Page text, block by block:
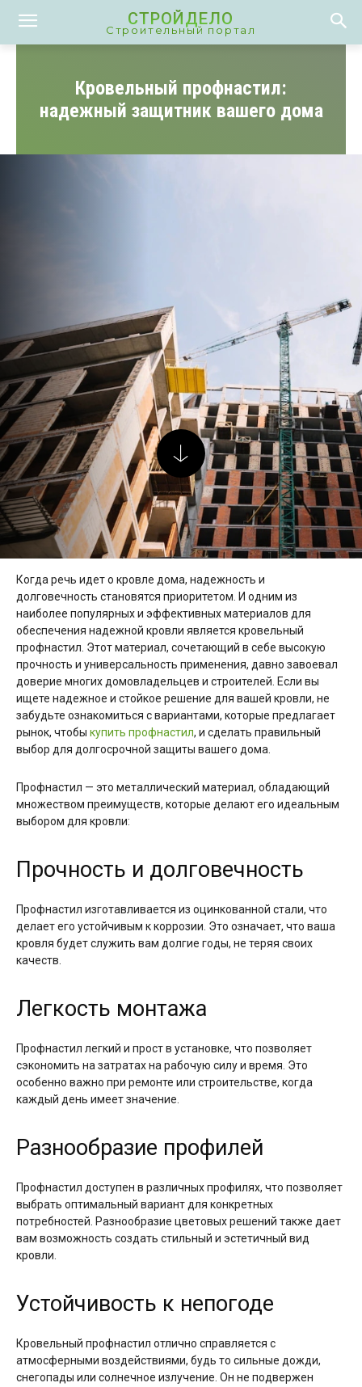
СТРОЙДЕЛО
Строительный портал
Кровельный профнастил:
надежный защитник вашего дома
Когда речь идет о кровле дома, надежность и
долговечность становятся приоритетом. И одним из
наиболее популярных и эффективных материалов для
обеспечения надежной кровли является кровельный
профнастил. Этот материал, сочетающий в себе высокую
прочность и универсальность применения, давно завоевал
доверие многих домовладельцев и строителей. Если вы
ищете надежное и стойкое решение для вашей кровли, не
забудьте ознакомиться с вариантами, которые предлагает
рынок, чтобы купить профнастил, и сделать правильный
выбор для долгосрочной защиты вашего дома.
Профнастил — это металлический материал, обладающий
множеством преимуществ, которые делают его идеальным
выбором для кровли:
Прочность и долговечность
Профнастил изготавливается из оцинкованной стали, что
делает его устойчивым к коррозии. Это означает, что ваша
кровля будет служить вам долгие годы, не теряя своих
качеств.
Легкость монтажа
Профнастил легкий и прост в установке, что позволяет
сэкономить на затратах на рабочую силу и время. Это
особенно важно при ремонте или строительстве, когда
каждый день имеет значение.
Разнообразие профилей
Профнастил доступен в различных профилях, что позволяет
выбрать оптимальный вариант для конкретных
потребностей. Разнообразие цветовых решений также дает
вам возможность создать стильный и эстетичный вид
кровли.
Устойчивость к непогоде
Кровельный профнастил отлично справляется с
атмосферными воздействиями, будь то сильные дожди,
снегопады или солнечное излучение. Он не подвержен